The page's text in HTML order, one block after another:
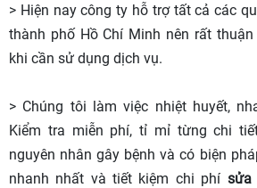
> Hiện nay công ty hỗ trợ tất cả các
thành phố Hồ Chí Minh nên rất
khi cần sử dụng dịch vụ.
> Chúng tôi làm việc nhiệt huyết,
Kiểm tra miễn phí, tỉ mỉ từng chi
nguyên nhân gây bệnh và có biện
nhanh nhất và tiết kiệm chi phí sửa